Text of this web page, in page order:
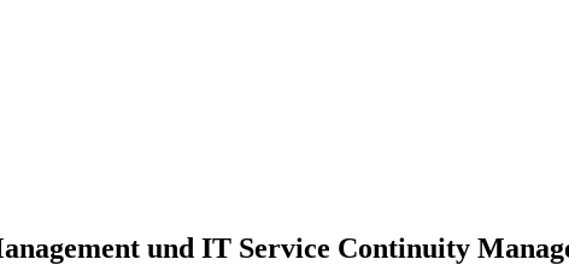
und IT Service Continuity